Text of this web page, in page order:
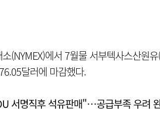
(NYMEX)에서 7월물 서부텍사스산원
달러에 마감했다.
서명직후 석유판매"…공급부족 우려